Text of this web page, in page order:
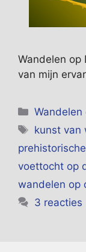
Wandelen op
van mijn
Tags
kunst van
voettocht op
wandelen op
3 reacties